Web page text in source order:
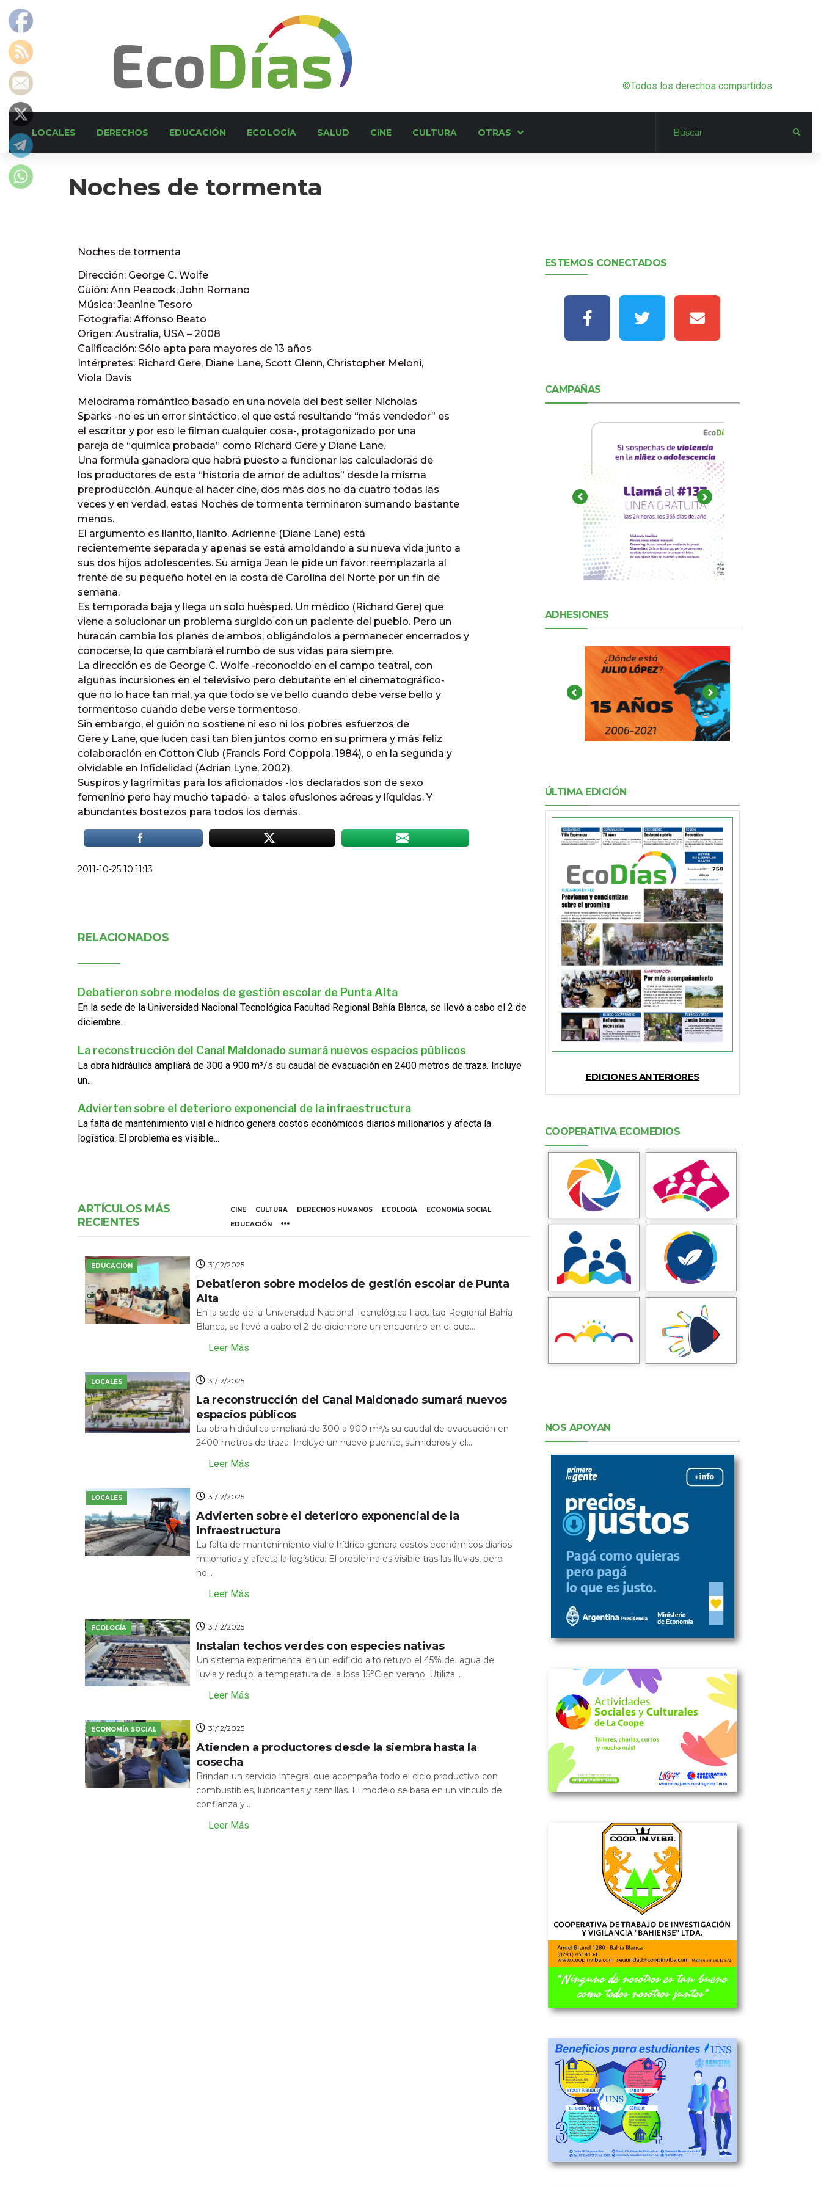
©Todos los derechos compartidos
LOCALES DERECHOS EDUCACIÓN ECOLOGÍA SALUD CINE CULTURA OTRAS
Noches de tormenta
Noches de tormenta
Dirección: George C. Wolfe
Guión: Ann Peacock, John Romano
Música: Jeanine Tesoro
Fotografía: Affonso Beato
Origen: Australia, USA – 2008
Calificación: Sólo apta para mayores de 13 años
Intérpretes: Richard Gere, Diane Lane, Scott Glenn, Christopher Meloni,
Viola Davis
Melodrama romántico basado en una novela del best seller Nicholas
Sparks -no es un error sintáctico, el que está resultando “más vendedor” es
el escritor y por eso le filman cualquier cosa-, protagonizado por una
pareja de “química probada” como Richard Gere y Diane Lane.
Una formula ganadora que habrá puesto a funcionar las calculadoras de
los productores de esta “historia de amor de adultos” desde la misma
preproducción. Aunque al hacer cine, dos más dos no da cuatro todas las
veces y en verdad, estas Noches de tormenta terminaron sumando bastante
menos.
El argumento es llanito, llanito. Adrienne (Diane Lane) está
recientemente separada y apenas se está amoldando a su nueva vida junto a
sus dos hijos adolescentes. Su amiga Jean le pide un favor: reemplazarla al
frente de su pequeño hotel en la costa de Carolina del Norte por un fin de
semana.
Es temporada baja y llega un solo huésped. Un médico (Richard Gere) que
viene a solucionar un problema surgido con un paciente del pueblo. Pero un
huracán cambia los planes de ambos, obligándolos a permanecer encerrados y
conocerse, lo que cambiará el rumbo de sus vidas para siempre.
La dirección es de George C. Wolfe -reconocido en el campo teatral, con
algunas incursiones en el televisivo pero debutante en el cinematográfico-
que no lo hace tan mal, ya que todo se ve bello cuando debe verse bello y
tormentoso cuando debe verse tormentoso.
Sin embargo, el guión no sostiene ni eso ni los pobres esfuerzos de
Gere y Lane, que lucen casi tan bien juntos como en su primera y más feliz
colaboración en Cotton Club (Francis Ford Coppola, 1984), o en la segunda y
olvidable en Infidelidad (Adrian Lyne, 2002).
Suspiros y lagrimitas para los aficionados -los declarados son de sexo
femenino pero hay mucho tapado- a tales efusiones aéreas y líquidas. Y
abundantes bostezos para todos los demás.
2011-10-25 10:11:13
RELACIONADOS
Debatieron sobre modelos de gestión escolar de Punta Alta
En la sede de la Universidad Nacional Tecnológica Facultad Regional Bahía Blanca, se llevó a cabo el 2 de
diciembre...
La reconstrucción del Canal Maldonado sumará nuevos espacios públicos
La obra hidráulica ampliará de 300 a 900 m³/s su caudal de evacuación en 2400 metros de traza. Incluye
un...
Advierten sobre el deterioro exponencial de la infraestructura
La falta de mantenimiento vial e hídrico genera costos económicos diarios millonarios y afecta la
logística. El problema es visible...
ARTÍCULOS MÁS
RECIENTES
CINE CULTURA DERECHOS HUMANOS ECOLOGÍA
ECONOMÍA SOCIAL
EDUCACIÓN
EDUCACIÓN 31/12/2025
Debatieron sobre modelos de gestión escolar de Punta
Alta
En la sede de la Universidad Nacional Tecnológica Facultad Regional Bahía
Blanca, se llevó a cabo el 2 de diciembre un encuentro en el que...
Leer Más
LOCALES 31/12/2025
La reconstrucción del Canal Maldonado sumará nuevos
espacios públicos
La obra hidráulica ampliará de 300 a 900 m³/s su caudal de evacuación en
2400 metros de traza. Incluye un nuevo puente, sumideros y el...
Leer Más
LOCALES 31/12/2025
Advierten sobre el deterioro exponencial de la
infraestructura
La falta de mantenimiento vial e hídrico genera costos económicos diarios
millonarios y afecta la logística. El problema es visible tras las lluvias, pero
no...
Leer Más
ECOLOGÍA 31/12/2025
Instalan techos verdes con especies nativas
Un sistema experimental en un edificio alto retuvo el 45% del agua de
lluvia y redujo la temperatura de la losa 15°C en verano. Utiliza...
Leer Más
ECONOMÍA SOCIAL 31/12/2025
Atienden a productores desde la siembra hasta la
cosecha
Brindan un servicio integral que acompaña todo el ciclo productivo con
combustibles, lubricantes y semillas. El modelo se basa en un vínculo de
confianza y...
Leer Más
ESTEMOS CONECTADOS
CAMPAÑAS
ADHESIONES
ÚLTIMA EDICIÓN
EDICIONES ANTERIORES
COOPERATIVA ECOMEDIOS
NOS APOYAN